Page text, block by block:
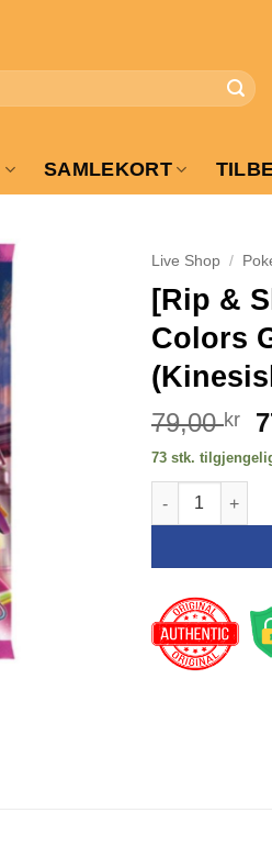
SAMLEKORT
Live Shop /
[Rip &
Colors
79,00kr
73 stk.
[Rip & Ship